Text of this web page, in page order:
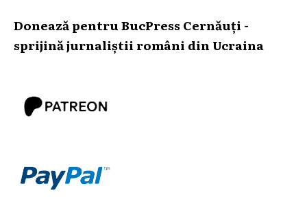
Donează pentru BucPress Cernăuți -
sprijină jurnaliștii români din Ucraina